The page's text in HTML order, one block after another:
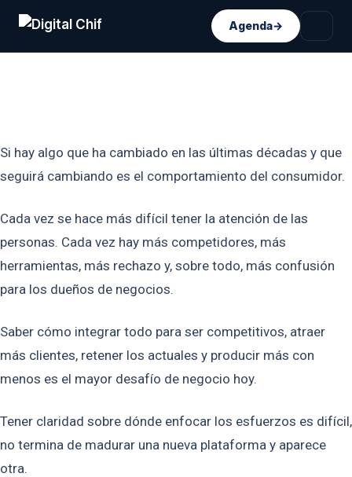
Agenda→
Si hay algo que ha cambiado en las últimas décadas y que
seguirá cambiando es el comportamiento del consumidor.
Cada vez se hace más difícil tener la atención de las
personas. Cada vez hay más competidores, más
herramientas, más rechazo y, sobre todo, más confusión
para los dueños de negocios.
Saber cómo integrar todo para ser competitivos, atraer
más clientes, retener los actuales y producir más con
menos es el mayor desafío de negocio hoy.
Tener claridad sobre dónde enfocar los esfuerzos es difícil,
no termina de madurar una nueva plataforma y aparece
otra.